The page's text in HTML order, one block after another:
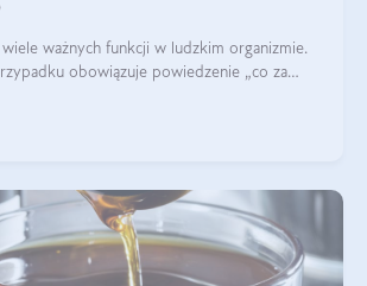
ważnych funkcji w ludzkim organizmie.
obowiązuje powiedzenie „co za